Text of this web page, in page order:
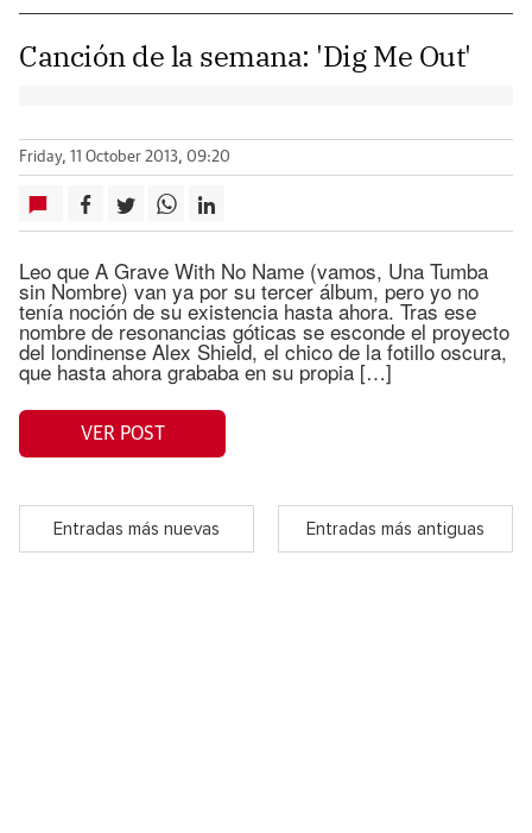
Canción de la semana: 'Dig Me Out'
Friday, 11 October 2013, 09:20
Leo que A Grave With No Name (vamos, Una Tumba
sin Nombre) van ya por su tercer álbum, pero yo no
tenía noción de su existencia hasta ahora. Tras ese
nombre de resonancias góticas se esconde el proyecto
del londinense Alex Shield, el chico de la fotillo oscura,
que hasta ahora grababa en su propia […]
VER POST
Entradas más nuevas Entradas más antiguas